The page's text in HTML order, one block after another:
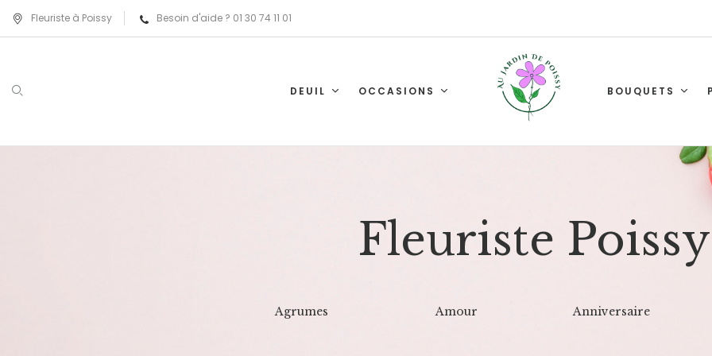
Fleuriste à Poissy Besoin d'aide ? 01 30 74 11 01
DEUIL OCCASIONS BOUQUETS
Fleuriste Poissy
Agrumes Amour Anniversaire